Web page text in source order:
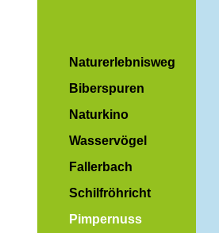
Naturerlebnisweg
Biberspuren
Naturkino
Wasservögel
Fallerbach
Schilfröhricht
Pimpernuss